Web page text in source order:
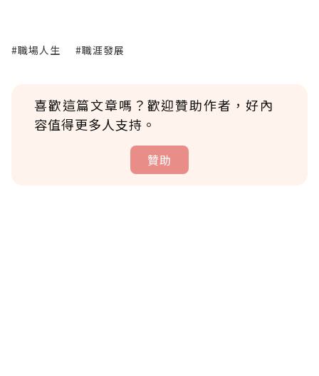
#職場人生 #職涯發展
喜歡這篇文章嗎？歡迎贊助作者，好內
容值得更多人支持。
贊助